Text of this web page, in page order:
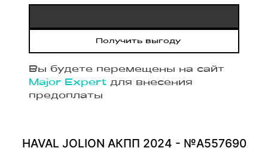
Получить выгоду
Вы будете перемещены на сайт
Major Expert для внесения
предоплаты
HAVAL JOLION АКПП 2024 - №A557690